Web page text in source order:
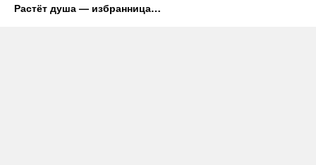
Растёт душа — избранница…